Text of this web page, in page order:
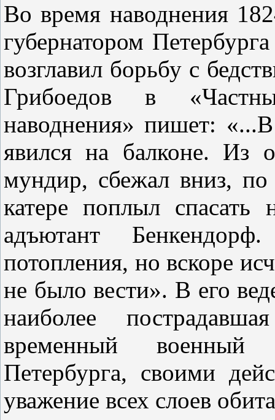
Во время наводнения
губернатором
возглавил борьбу с
Грибоедов в
наводнения» пишет:
явился на балконе. Из
мундир, сбежал вниз,
катере поплыл спасать
адъютант
потопления, но вскоре
не было вести». В его
наиболее
временный военный
Петербурга, своими
уважение всех слоев